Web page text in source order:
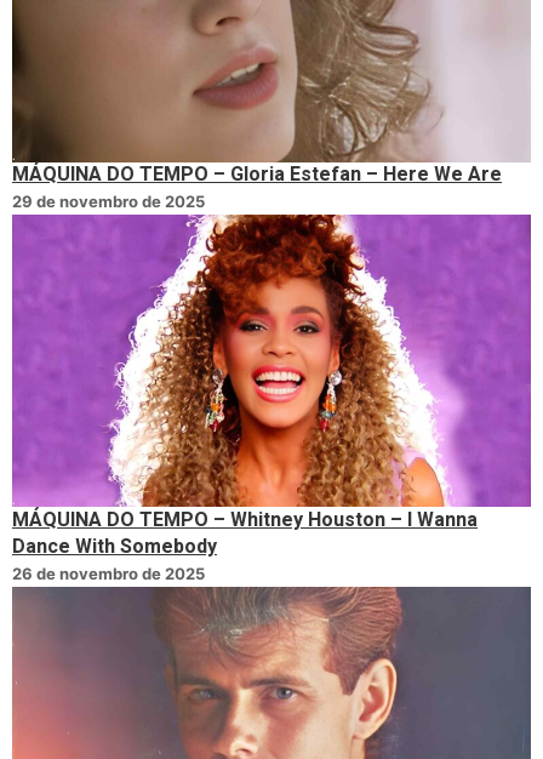
MÁQUINA DO TEMPO – Gloria Estefan – Here We Are
29 de novembro de 2025
MÁQUINA DO TEMPO – Whitney Houston – I Wanna
Dance With Somebody
26 de novembro de 2025